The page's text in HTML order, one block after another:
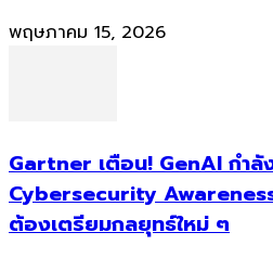
พฤษภาคม 15, 2026
Gartner เตือน! GenAI กำลั
Cybersecurity
ต้องเตรียมกลยุทธ์ใหม่ ๆ